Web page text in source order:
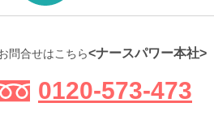
問合せはこちら<ナースパワー本社>
0120-573-473